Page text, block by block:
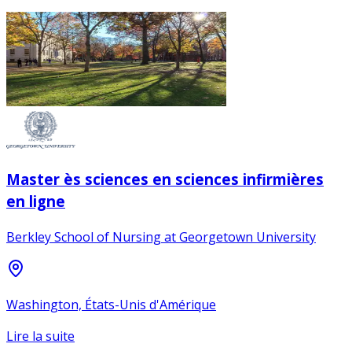
Master ès sciences en sciences infirmières
en ligne
Berkley School of Nursing at Georgetown University
Washington, États-Unis d'Amérique
Lire la suite